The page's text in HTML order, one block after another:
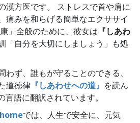
漢方医です。 ストレスで首や肩に
痛みを和らげる簡単なエクササイ
」全般のために、彼女は 『しあわ
「自分を大切にしましょう」も処
わず、誰もが守ることのできる、
道徳律 『しあわせへの道』 を読ん
語に翻訳されています。
では、人生で安全に、元気